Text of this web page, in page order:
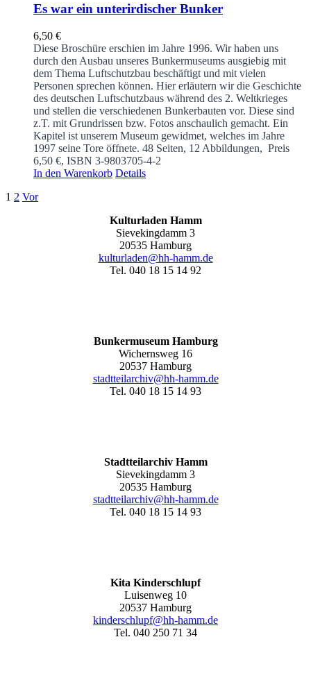
Es war ein unterirdischer Bunker
6,50 €
Diese Broschüre erschien im Jahre 1996. Wir haben uns
durch den Ausbau unseres Bunkermuseums ausgiebig mit
dem Thema Luftschutzbau beschäftigt und mit vielen
Personen sprechen können. Hier erläutern wir die Geschichte
des deutschen Luftschutzbaus während des 2. Weltkrieges
und stellen die verschiedenen Bunkerbauten vor. Diese sind
z.T. mit Grundrissen bzw. Fotos anschaulich gemacht. Ein
Kapitel ist unserem Museum gewidmet, welches im Jahre
1997 seine Tore öffnete. 48 Seiten, 12 Abbildungen, Preis
6,50 €, ISBN 3-9803705-4-2
In den Warenkorb Details
1 2 Vor
Kulturladen Hamm
Sievekingdamm 3
20535 Hamburg
kulturladen@hh-hamm.de
Tel. 040 18 15 14 92
Bunkermuseum Hamburg
Wichernsweg 16
20537 Hamburg
stadtteilarchiv@hh-hamm.de
Tel. 040 18 15 14 93
Stadtteilarchiv Hamm
Sievekingdamm 3
20535 Hamburg
stadtteilarchiv@hh-hamm.de
Tel. 040 18 15 14 93
Kita Kinderschlupf
Luisenweg 10
20537 Hamburg
kinderschlupf@hh-hamm.de
Tel. 040 250 71 34